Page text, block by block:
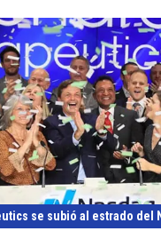
se subió al estrado del